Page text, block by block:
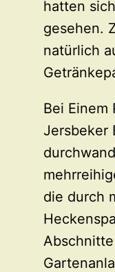
hatten
gesehen.
natürlich
Bei Einem
Jersbeker
die durch